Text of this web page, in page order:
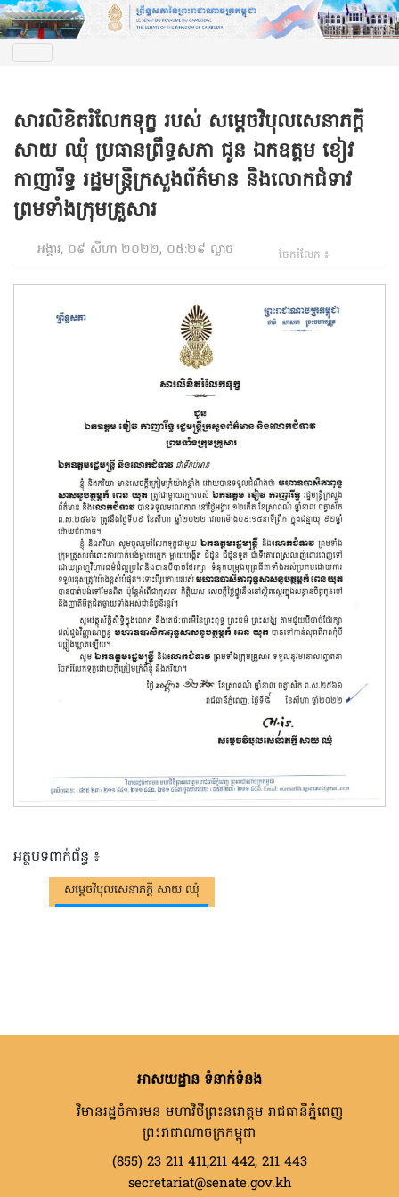
សារលិខិតរំលែកទុក្ខ របស់ សម្តេចវិបុលសេនាភក្តី
សាយ ឈុំ ប្រធានព្រឹទ្ធសភា ជូន ឯកឧត្តម ខៀវ
កាញារីទ្ធ រដ្ឋមន្ត្រីក្រសួងព័ត៌មាន និងលោកជំទាវ
ព្រមទាំងក្រុមគ្រួសារ
អង្គារ, ០៩ សីហា ២០២២, ០៥:២៩ ល្ងាច ចែករំលែក ៖
អត្ថបទពាក់ព័ន្ធ ៖
សម្តេចវិបុលសេនាភក្តី សាយ ឈុំ
អាសយដ្ឋាន ទំនាក់ទំនង
វិមានរដ្ឋចំការមន មហាវិថីព្រះនរោត្តម រាជធានីភ្នំពេញ
ព្រះរាជាណាចក្រកម្ពុជា
(855) 23 211 411,211 442, 211 443
secretariat@senate.gov.kh